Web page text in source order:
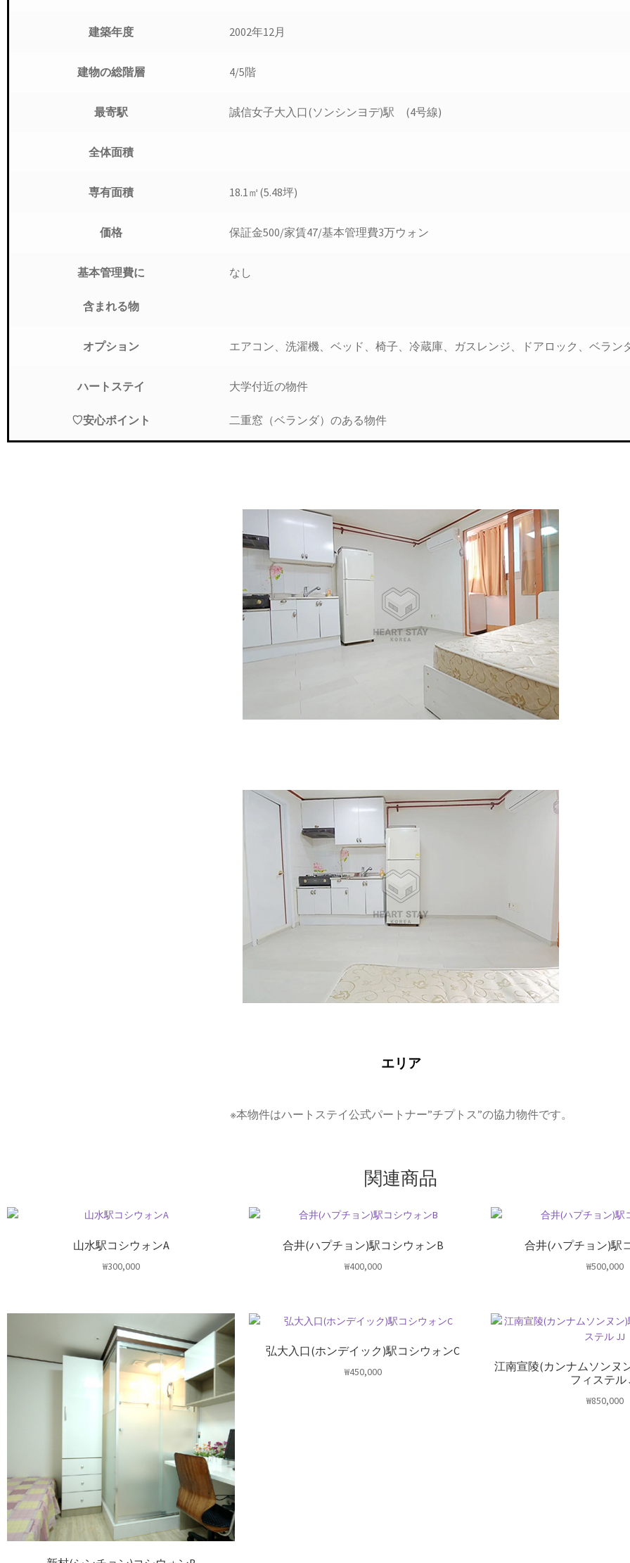
建築年度 2002年12月
建物の総階層 4/5階
最寄駅 誠信女子大入口(ソンシンヨデ)駅 (4号線)
全体面積
専有面積 18.1㎡(5.48坪)
価格 保証金500/家賃47/基本管理費3万ウォン
基本管理費に
含まれる物
なし
オプション エアコン、洗濯機、ベッド、椅子、冷蔵庫、ガスレンジ、ドアロック、ベラン
ハートステイ
♡安心ポイント
大学付近の物件
二重窓（ベランダ）のある物件
エリア
※本物件はハートステイ公式パートナー”チプトス”の協力物件です。
関連商品
山水駅コシウォンA
₩300,000
合井(ハプチョン)駅コシウォンB
₩400,000
合井(ハプチョン)駅
₩500,000
弘大入口(ホンデイック)駅コシウォンC
₩450,000
江南宣陵(カンナムソン
フィステル
₩850,000